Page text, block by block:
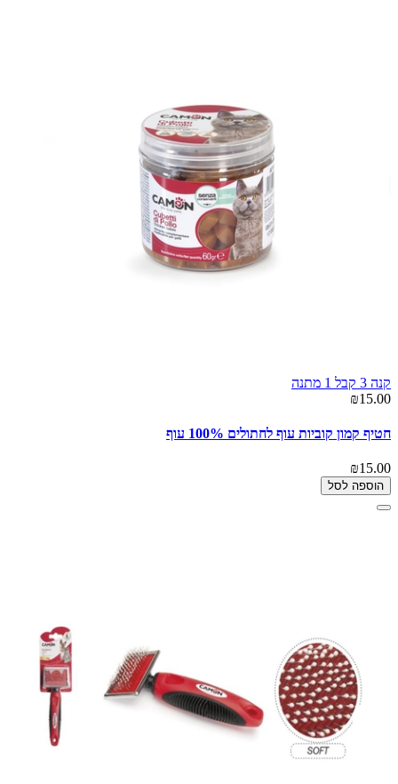
קנה 3 קבל 1 מתנה
₪15.00
חטיף קמון קוביות עוף לחתולים 100% עוף
₪15.00
הוספה לסל